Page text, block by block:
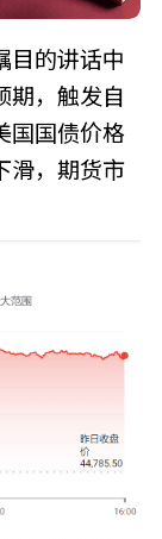
目的讲话中
期，触发自
国国债价格
滑，期货市